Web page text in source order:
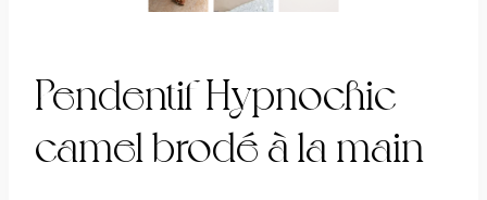
Pendentif Hypnochic
camel brodé à la main